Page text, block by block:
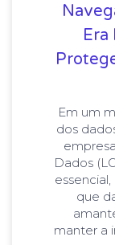
Era
Em um
dos
Dados
que
manter a